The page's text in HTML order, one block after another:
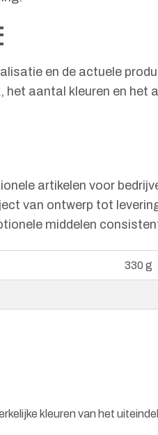
en de actuele
het aantal kleuren en
artikelen voor
van ontwerp tot
middelen
330 g
kleuren van het